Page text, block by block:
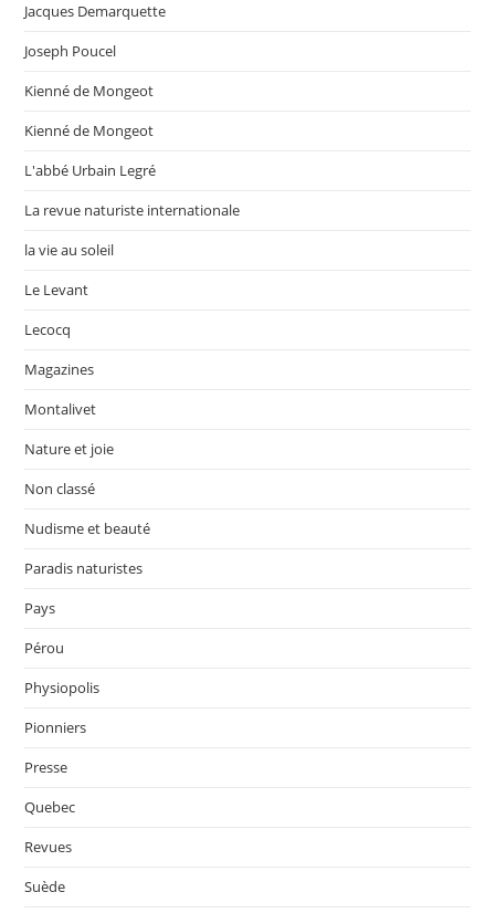
Jacques Demarquette
Joseph Poucel
Kienné de Mongeot
Kienné de Mongeot
L'abbé Urbain Legré
La revue naturiste internationale
la vie au soleil
Le Levant
Lecocq
Magazines
Montalivet
Nature et joie
Non classé
Nudisme et beauté
Paradis naturistes
Pays
Pérou
Physiopolis
Pionniers
Presse
Quebec
Revues
Suède